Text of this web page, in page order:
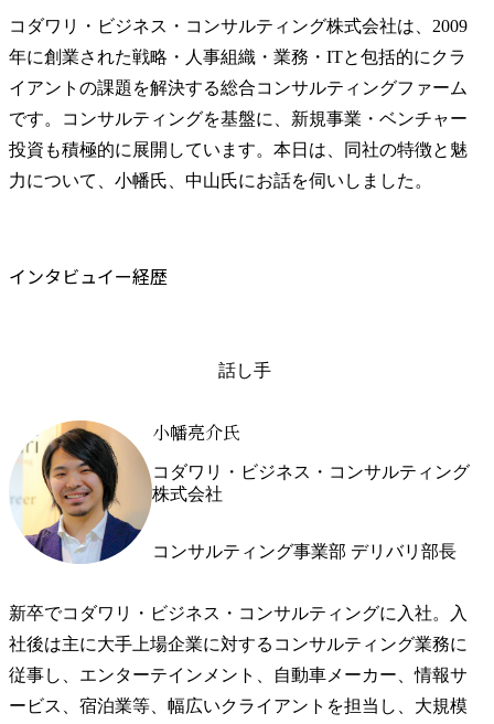
コダワリ・ビジネス・コンサルティング株式会社は、2009
年に創業された戦略・人事組織・業務・ITと包括的にクラ
イアントの課題を解決する総合コンサルティングファーム
です。コンサルティングを基盤に、新規事業・ベンチャー
投資も積極的に展開しています。本日は、同社の特徴と魅
力について、小幡氏、中山氏にお話を伺いしました。
インタビュイー経歴
話し手
小幡亮介氏
コダワリ・ビジネス・コンサルティング
株式会社
コンサルティング事業部 デリバリ部長
新卒でコダワリ・ビジネス・コンサルティングに入社。入
社後は主に大手上場企業に対するコンサルティング業務に
従事し、エンターテインメント、自動車メーカー、情報サ
ービス、宿泊業等、幅広いクライアントを担当し、大規模